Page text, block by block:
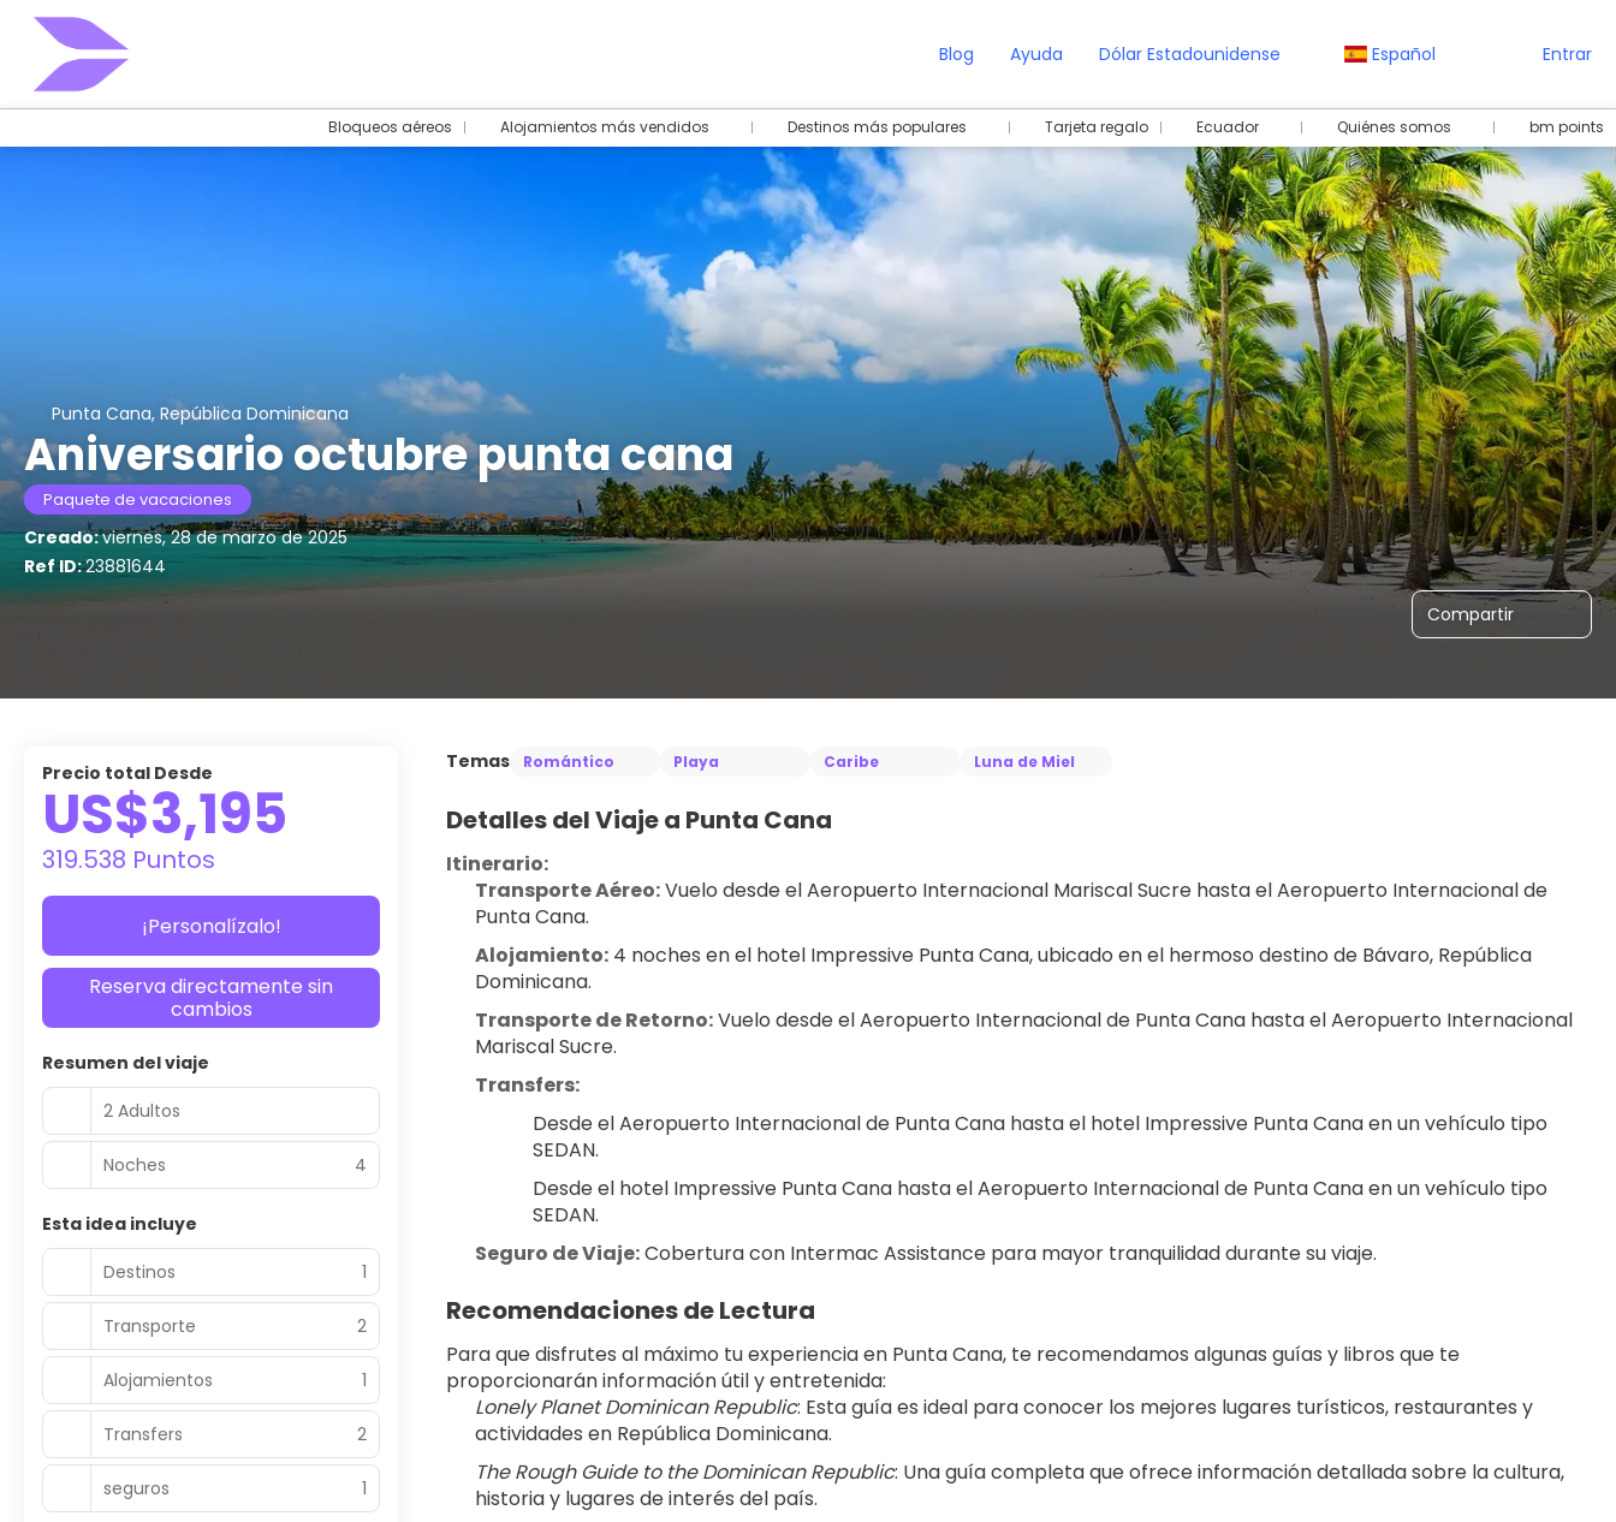
Blog Ayuda Dólar Estadounidense Español Entrar
Bloqueos aéreos Alojamientos más vendidos Destinos más populares Tarjeta regalo Ecuador Quiénes somos bm points
Punta Cana, República Dominicana
Aniversario octubre punta cana
Paquete de vacaciones
Creado:viernes, 28 de marzo de 2025
Ref ID:23881644
Compartir
Temas Romántico Playa Caribe Luna de Miel
Detalles del Viaje a Punta Cana
Itinerario:
Transporte Aéreo: Vuelo desde el Aeropuerto Internacional Mariscal Sucre hasta el Aeropuerto Internacional de
Punta Cana.
Alojamiento: 4 noches en el hotel Impressive Punta Cana, ubicado en el hermoso destino de Bávaro, República
Dominicana.
Transporte de Retorno: Vuelo desde el Aeropuerto Internacional de Punta Cana hasta el Aeropuerto Internacional
Mariscal Sucre.
Transfers:
Desde el Aeropuerto Internacional de Punta Cana hasta el hotel Impressive Punta Cana en un vehículo tipo
SEDAN.
Desde el hotel Impressive Punta Cana hasta el Aeropuerto Internacional de Punta Cana en un vehículo tipo
SEDAN.
Seguro de Viaje: Cobertura con Intermac Assistance para mayor tranquilidad durante su viaje.
Recomendaciones de Lectura
Para que disfrutes al máximo tu experiencia en Punta Cana, te recomendamos algunas guías y libros que te
proporcionarán información útil y entretenida:
Lonely Planet Dominican Republic: Esta guía es ideal para conocer los mejores lugares turísticos, restaurantes y
actividades en República Dominicana.
The Rough Guide to the Dominican Republic: Una guía completa que ofrece información detallada sobre la cultura,
historia y lugares de interés del país.
Precio total Desde
US$3,195
319.538 Puntos
¡Personalízalo!
Reserva directamente sin
cambios
Resumen del viaje
2 Adultos
Noches 4
Esta idea incluye
Destinos
1
Transporte 2
Alojamientos 1
Transfers 2
seguros 1